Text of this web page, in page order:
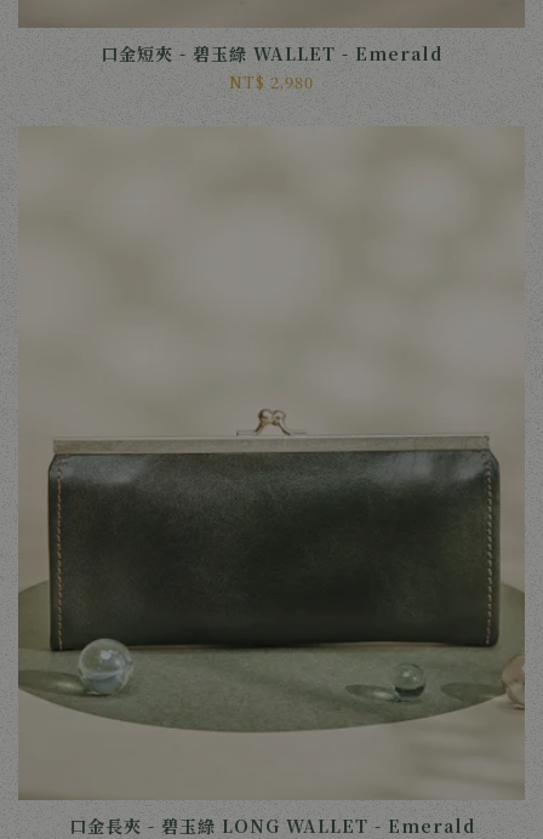
口金短夾 - 碧玉綠 WALLET - Emerald
NT$ 2,980
口金長夾 - 碧玉綠 LONG WALLET - Emerald